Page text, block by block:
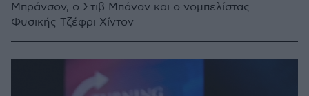
Μπράνσον, ο Στιβ Μπάνον και ο νομπελίστας
Φυσικής Τζέφρι Χίντον